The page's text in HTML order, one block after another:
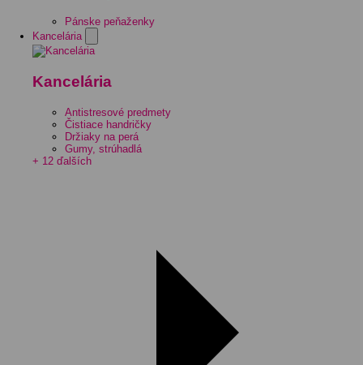
Pánske peňaženky
Kancelária
Kancelária
Antistresové predmety
Čistiace handričky
Držiaky na perá
Gumy, strúhadlá
+ 12 ďalších